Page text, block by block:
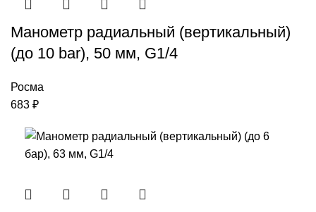
Манометр радиальный (вертикальный)
(до 10 bar), 50 мм, G1/4
Росма
683 ₽